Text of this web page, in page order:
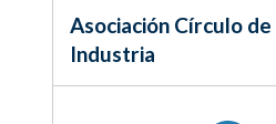
Asociación Círculo
Industria